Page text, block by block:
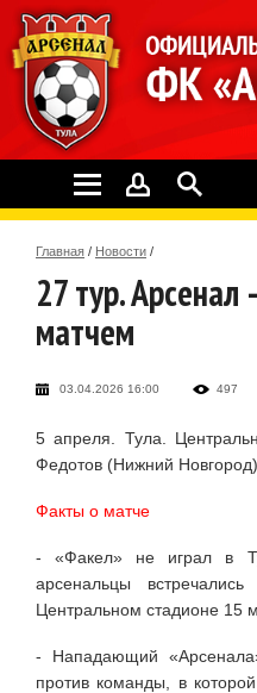
Главная / Новости /
27 тур.
матчем
03.04.2026 16:00 497
5 апреля. Тула.
Федотов (Нижний
Факты о матче
- «Факел» не играл в
арсенальцы
Центральном стадионе 15
- Нападающий
против команды, в